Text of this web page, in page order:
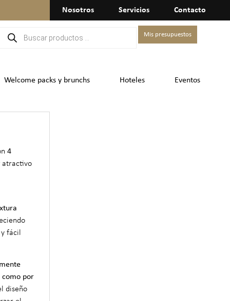
Nosotros Servicios Contacto
Mis presupuestos
Welcome packs y brunchs Hoteles Eventos
4
atractivo
fácil
como por
diseño